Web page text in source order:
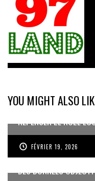
YOU MIGHT ALSO
REPENSER LE RÔLE
FÉVRIER 19, 2026
DES DONNÉES